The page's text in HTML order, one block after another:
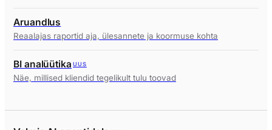
Aruandlus
Reaalajas raportid aja, ülesannete ja koormuse kohta
BI analüütika UUS
Näe, millised kliendid tegelikult tulu toovad